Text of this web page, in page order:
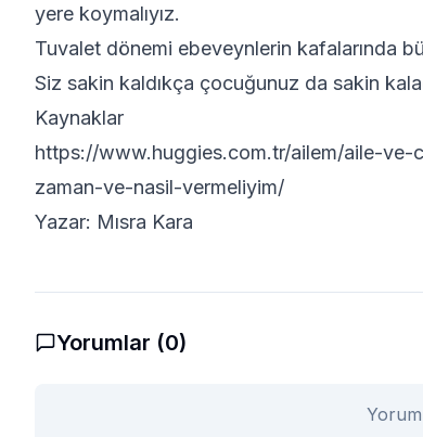
yere koymalıyız.
Tuvalet dönemi ebeveynlerin kafalarında
Siz sakin kaldıkça çocuğunuz da sakin
Kaynaklar
https://www.huggies.com.tr/ailem/aile-
zaman-ve-nasil-vermeliyim/
Yazar: Mısra Kara
Yorumlar (0)
Yorum